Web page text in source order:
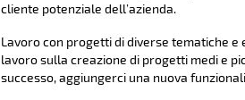
cliente potenziale dell’azienda.
Lavoro con progetti di diverse tematiche
lavoro sulla creazione di progetti medi e
successo, aggiungerci una nuova